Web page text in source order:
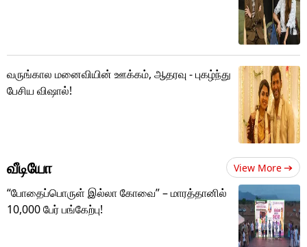
வருங்கால மனைவியின் ஊக்கம், ஆதரவு - புகழ்ந்து
பேசிய விஷால்!
வீடியோ View More
“போதைப்பொருள் இல்லா கோவை” – மாரத்தானில்
10,000 பேர் பங்கேற்பு!